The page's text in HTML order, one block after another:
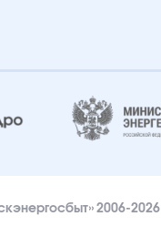
2006-2026